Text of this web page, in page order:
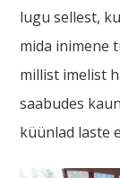
lugu sellest,
mida inimene
millist imelist
saabudes
küünlad laste